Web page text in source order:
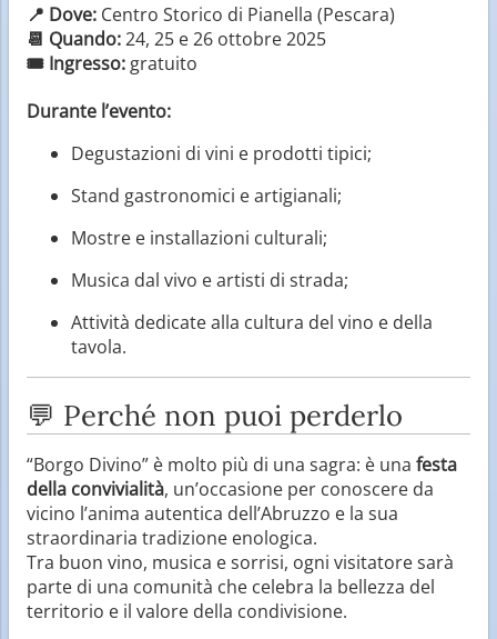
📍 Dove: Centro Storico di Pianella (Pescara)
📆 Quando:24, 25 e 26 ottobre 2025
🎟️ Ingresso: gratuito
Durante l’evento:
Degustazioni di vini e prodotti tipici;
Stand gastronomici e artigianali;
Mostre e installazioni culturali;
Musica dal vivo e artisti di strada;
Attività dedicate alla cultura del vino e della
tavola.
💬 Perché non puoi perderlo
“Borgo Divino” è molto più di una sagra: è una festa
della convivialità, un’occasione per conoscere da
vicino l’anima autentica dell’Abruzzo e la sua
straordinaria tradizione enologica.
Tra buon vino, musica e sorrisi, ogni visitatore sarà
parte di una comunità che celebra la bellezza del
territorio e il valore della condivisione.